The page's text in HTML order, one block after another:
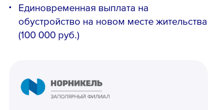
Единовременная выплата на
обустройство на новом месте жительства
(100 000 руб.)